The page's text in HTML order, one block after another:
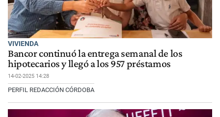
VIVIENDA
Bancor continuó la entrega semanal de los
hipotecarios y llegó a los 957 préstamos
14-02-2025 14:28
PERFIL REDACCIÓN CÓRDOBA